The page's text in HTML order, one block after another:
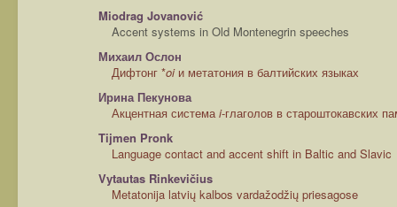
Miodrag Jovanović
Accent systems in Old Montenegrin speeches
Михаил Ослон
Дифтонг *oiи метатония в балтийских языках
Ирина Пекунова
Акцентная системаi-глаголов в староштокавских
Tijmen Pronk
Language contact and accent shift in Baltic and Slavic
Vytautas Rinkevičius
Metatonija latvių kalbos vardažodžių priesagose